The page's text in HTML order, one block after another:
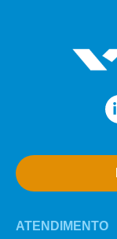
ATENDIMENTO